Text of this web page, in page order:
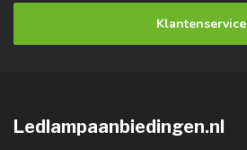
Klantenservice
Ledlampaanbiedingen.nl